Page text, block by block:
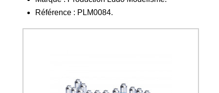
Référence : PLM0084.